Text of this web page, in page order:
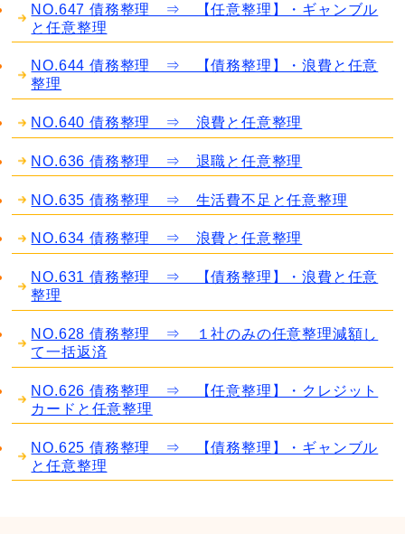
NO.647 債務整理 ⇒ 【任意整理】・ギャンブル
と任意整理
NO.644 債務整理 ⇒ 【債務整理】・浪費と任意
整理
NO.640 債務整理 ⇒ 浪費と任意整理
NO.636 債務整理 ⇒ 退職と任意整理
NO.635 債務整理 ⇒ 生活費不足と任意整理
NO.634 債務整理 ⇒ 浪費と任意整理
NO.631 債務整理 ⇒ 【債務整理】・浪費と任意
整理
NO.628 債務整理 ⇒ １社のみの任意整理減額し
て一括返済
NO.626 債務整理 ⇒ 【任意整理】・クレジット
カードと任意整理
NO.625 債務整理 ⇒ 【債務整理】・ギャンブル
と任意整理